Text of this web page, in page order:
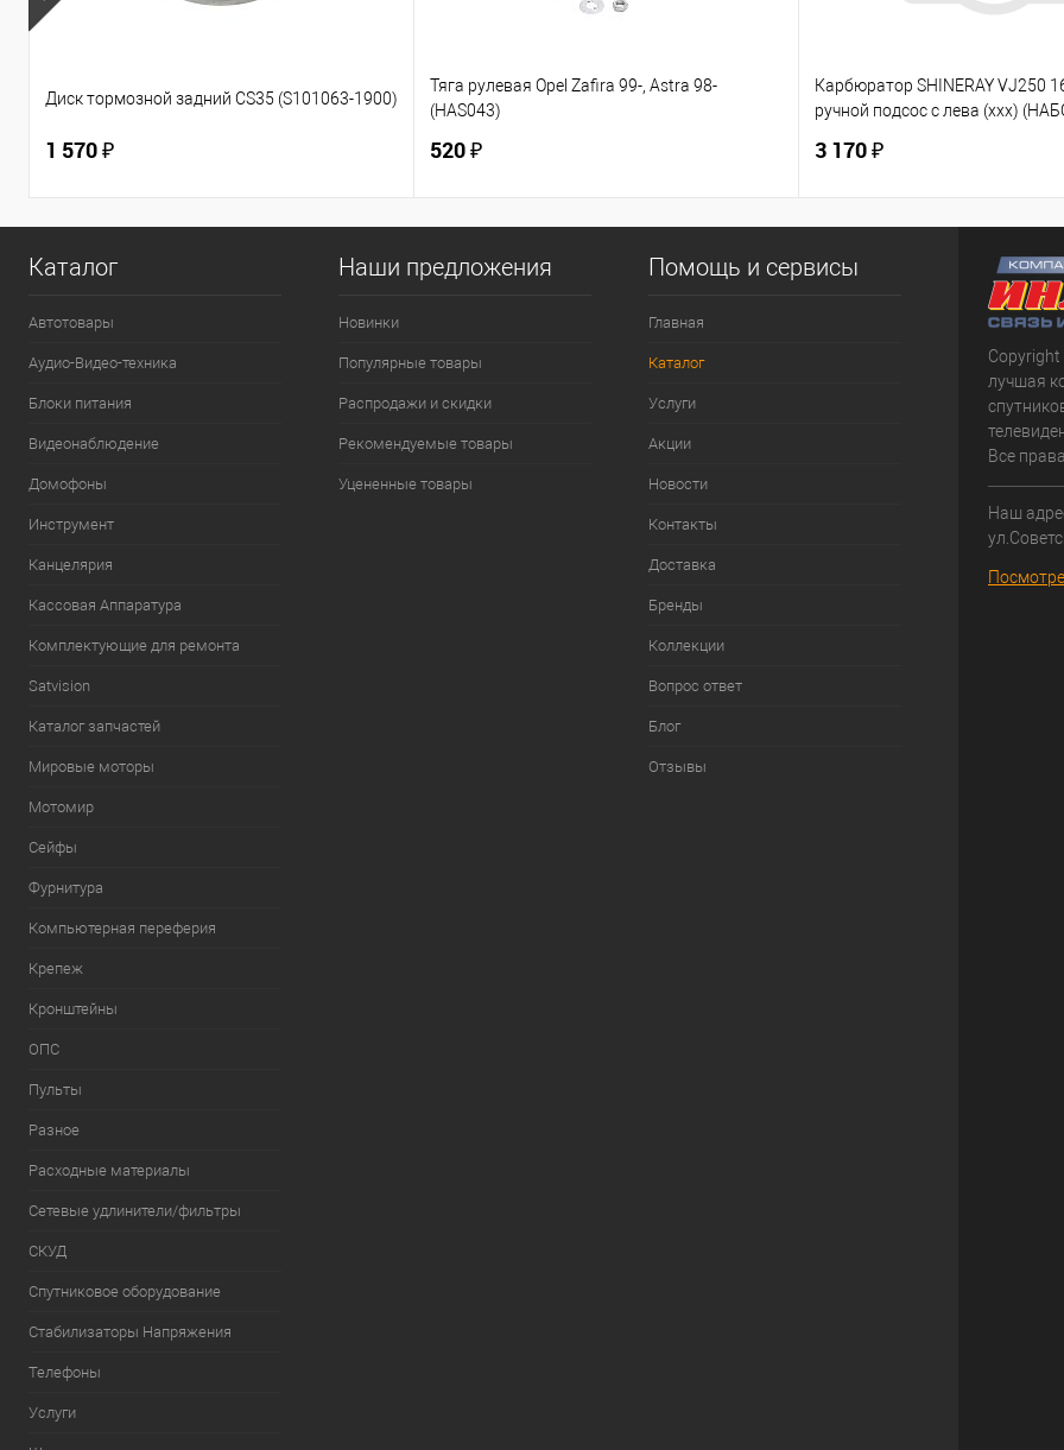
Диск тормозной задний CS35 (S101063-1900)
1 570 ₽
Тяга рулевая Opel Zafira 99-, Astra 98-
(HAS043)
520 ₽
Карбюратор SHINERAY VJ250
ручной подсос с лева (ххх)
3 170 ₽
Каталог
Автотовары
Аудио-Видео-техника
Блоки питания
Видеонаблюдение
Домофоны
Инструмент
Канцелярия
Кассовая Аппаратура
Комплектующие для ремонта
Satvision
Каталог запчастей
Мировые моторы
Мотомир
Сейфы
Фурнитура
Компьютерная переферия
Крепеж
Кронштейны
ОПС
Пульты
Разное
Расходные материалы
Сетевые удлинители/фильтры
СКУД
Спутниковое оборудование
Стабилизаторы Напряжения
Телефоны
Услуги
Наши предложения
Новинки
Популярные товары
Распродажи и скидки
Рекомендуемые товары
Уцененные товары
Помощь и сервисы
Главная
Каталог
Услуги
Акции
Новости
Контакты
Доставка
Бренды
Коллекции
Вопрос ответ
Блог
Отзывы
лучшая
Все
Наш